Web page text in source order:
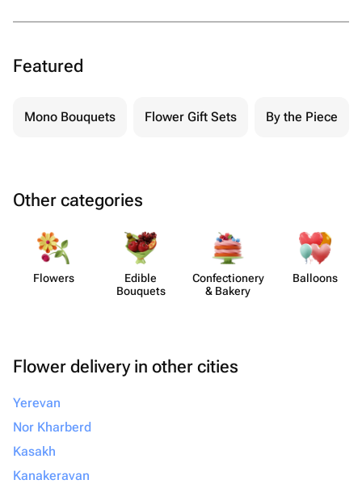
Featured
Mono Bouquets Flower Gift Sets By the Piece
Other categories
Flowers
Edible
Bouquets
Confect​ionery
& Bakery
Balloons
Flower delivery in other cities
Yerevan
Nor Kharberd
Kasakh
Kanakeravan